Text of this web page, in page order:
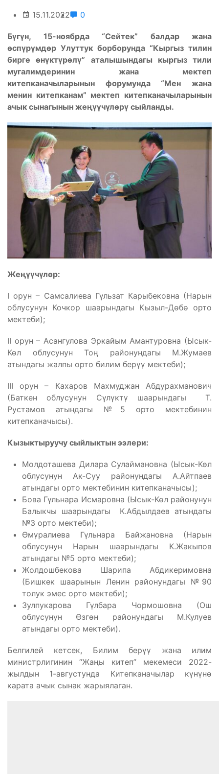
15.11.2022 0
Бүгүн, 15-ноябрда “Сейтек” балдар жана
өспүрүмдөр Улуттук борборунда “Кыргыз тилин
бирге өнүктүрөлү” аталышындагы кыргыз тили
мугалимдеринин жана мектеп
китепканачыларынын форумунда “Мен жана
менин китепканам” мектеп китепканачыларынын
ачык сынагынын жеңүүчүлөрү сыйланды.
Жеңүүчүлөр:
I орун – Самсалиева Гүльзат Карыбековна (Нарын
облусунун Кочкор шаарындагы Кызыл-Дөбө орто
мектеби);
II орун – Асангулова Эркайым Амантуровна (Ысык-
Көл облусунун Тоң районундагы М.Жумаев
атындагы жалпы орто билим берүү мектеби);
III орун – Кахаров Махмуджан Абдурахманович
(Баткен облусунун Сүлүктү шаарындагы Т.
Рустамов атындагы №5 орто мектебинин
китепканачысы).
Кызыктыруучу сыйлыктын ээлери:
Молдоташева Дилара Сулаймановна (Ысык-Көл
облусунун Ак-Суу районундагы А.Айтпаев
атындагы орто мектебинин китепканачысы);
Бова Гүльнара Исмаровна (Ысык-Көл районунун
Балыкчы шаарындагы К.Абдылдаев атындагы
№3 орто мектеби);
Өмүралиева Гүльнара Байжановна (Нарын
облусунун Нарын шаарындагы К.Жакыпов
атындагы №5 орто мектеби);
Жолдошбекова Шарипа Абдикеримовна
(Бишкек шаарынын Ленин районундагы №90
толук эмес орто мектеби);
Зулпукарова Гүлбара Чормошовна (Ош
облусунун Өзгөн районундагы М.Кулуев
атындагы орто мектеби).
Белгилей кетсек, Билим берүү жана илим
министрлигинин “Жаңы китеп” мекемеси 2022-
жылдын 1-августунда Китепканачылар күнүнө
карата ачык сынак жарыялаган.